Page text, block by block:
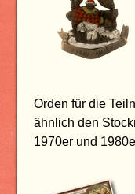
Orden für die
ähnlich den
1970er und